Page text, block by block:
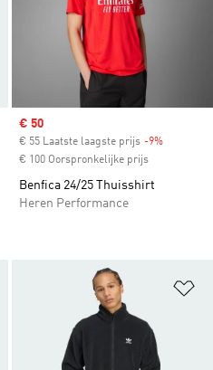
Sale price
€ 50
€ 55 Laatste laagste prijs -9%
€ 100 Oorspronkelijke prijs
Benfica 24/25 Thuisshirt
Heren Performance
Op verlanglijst zetten